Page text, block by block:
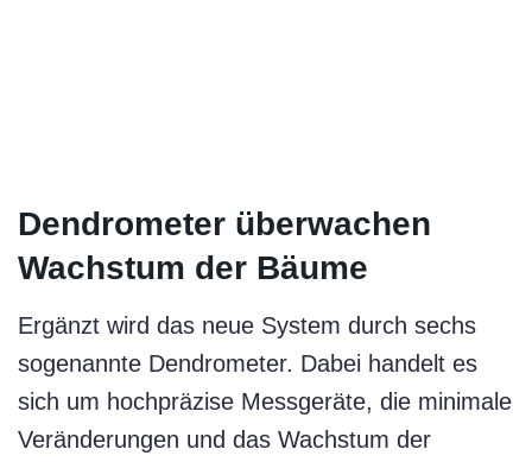
Dendrometer überwachen
Wachstum der Bäume
Ergänzt wird das neue System durch sechs
sogenannte Dendrometer. Dabei handelt es
sich um hochpräzise Messgeräte, die minimale
Veränderungen und das Wachstum der